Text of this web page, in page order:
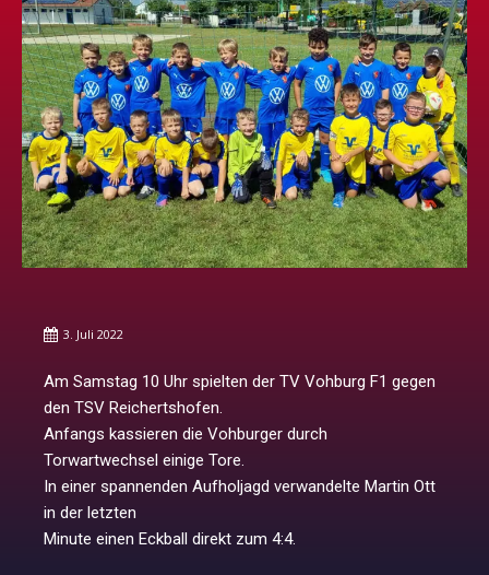
3. Juli 2022
Am Samstag 10 Uhr spielten der TV Vohburg F1 gegen
den TSV Reichertshofen.
Anfangs kassieren die Vohburger durch
Torwartwechsel einige Tore.
In einer spannenden Aufholjagd verwandelte Martin Ott
in der letzten
Minute einen Eckball direkt zum 4:4.